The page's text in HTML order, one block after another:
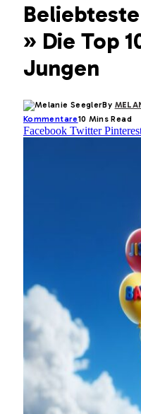
» Die Top
Jungen
By
Kommentare10 Mins Read
Facebook Twitter